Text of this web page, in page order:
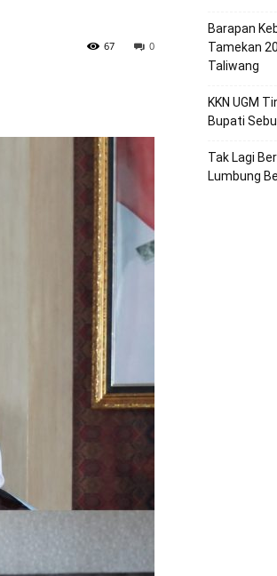
0
67
Barapan
Tamekan
Taliwang
KKN UGM
Bupati
Tak Lagi
Lumbung